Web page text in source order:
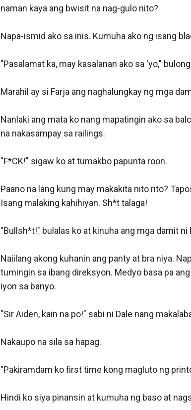
naman kaya ang bwisit na nag-gulo nito?
Napa-ismid ako sa inis. Kumuha ako ng isang
"Pasalamat ka, may kasalanan ako sa 'yo,"
Marahil ay si Farja ang naghalungkay ng mga
Nanlaki ang mata ko nang mapatingin ako sa
na nakasampay sa railings.
"F*CK!" sigaw ko at tumakbo papunta roon.
Paano na lang kung may makakita nito rito?
Isang malaking kahihiyan. Sh*t talaga!
"Bullsh*t!" bulalas ko at kinuha ang mga damit ni
Naiilang akong kuhanin ang panty at bra niya.
tumingin sa ibang direksyon. Medyo basa pa
iyon sa banyo.
"Sir Aiden, kain na po!" sabi ni Dale nang
Nakaupo na sila sa hapag.
"Pakiramdam ko first time kong magluto ng
Hindi ko siya pinansin at kumuha ng baso at